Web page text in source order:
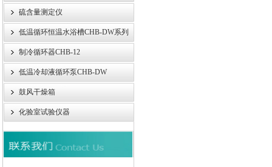
硫含量测定仪
低温循环恒温水浴槽CHB-DW系列
制冷循环器CHB-12
低温冷却液循环泵CHB-DW
鼓风干燥箱
化验室试验仪器